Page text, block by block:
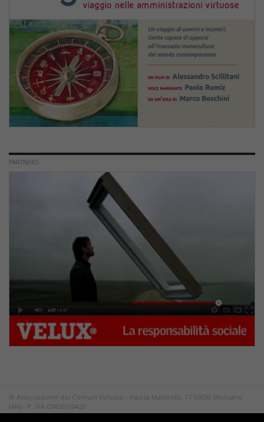
PARTNERS
© Associazione dei Comuni Virtuosi - Piazza Matteotti, 17 60030 Monsano
(AN) - P. IVA 02450370420
Tutti i diritti riservati.